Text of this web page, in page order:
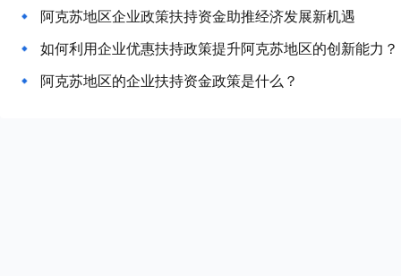
阿克苏地区企业政策扶持资金助推经济发展新机遇
如何利用企业优惠扶持政策提升阿克苏地区的创新能力？
阿克苏地区的企业扶持资金政策是什么？